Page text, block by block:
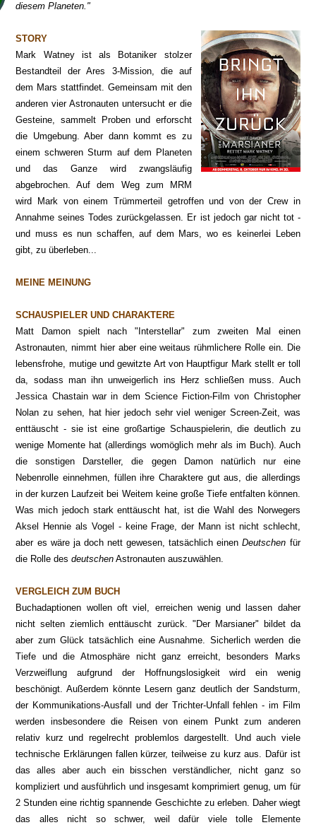
diesem Planeten."
STORY
Mark Watney ist als Botaniker stolzer
Bestandteil der Ares 3-Mission, die auf
dem Mars stattfindet. Gemeinsam mit den
anderen vier Astronauten untersucht er die
Gesteine, sammelt Proben und erforscht
die Umgebung. Aber dann kommt es zu
einem schweren Sturm auf dem Planeten
und das Ganze wird zwangsläufig
abgebrochen. Auf dem Weg zum MRM
wird Mark von einem Trümmerteil getroffen und von der Crew in
Annahme seines Todes zurückgelassen. Er ist jedoch gar nicht tot -
und muss es nun schaffen, auf dem Mars, wo es keinerlei Leben
gibt, zu überleben...
MEINE MEINUNG
SCHAUSPIELER UND CHARAKTERE
Matt Damon spielt nach "Interstellar" zum zweiten Mal einen
Astronauten, nimmt hier aber eine weitaus rühmlichere Rolle ein. Die
lebensfrohe, mutige und gewitzte Art von Hauptfigur Mark stellt er toll
da, sodass man ihn unweigerlich ins Herz schließen muss. Auch
Jessica Chastain war in dem Science Fiction-Film von Christopher
Nolan zu sehen, hat hier jedoch sehr viel weniger Screen-Zeit, was
enttäuscht - sie ist eine großartige Schauspielerin, die deutlich zu
wenige Momente hat (allerdings womöglich mehr als im Buch). Auch
die sonstigen Darsteller, die gegen Damon natürlich nur eine
Nebenrolle einnehmen, füllen ihre Charaktere gut aus, die allerdings
in der kurzen Laufzeit bei Weitem keine große Tiefe entfalten können.
Was mich jedoch stark enttäuscht hat, ist die Wahl des Norwegers
Aksel Hennie als Vogel - keine Frage, der Mann ist nicht schlecht,
aber es wäre ja doch nett gewesen, tatsächlich einenDeutschen für
die Rolle desdeutschen Astronauten auszuwählen.
VERGLEICH ZUM BUCH
Buchadaptionen wollen oft viel, erreichen wenig und lassen daher
nicht selten ziemlich enttäuscht zurück. "Der Marsianer" bildet da
aber zum Glück tatsächlich eine Ausnahme. Sicherlich werden die
Tiefe und die Atmosphäre nicht ganz erreicht, besonders Marks
Verzweiflung aufgrund der Hoffnungslosigkeit wird ein wenig
beschönigt. Außerdem könnte Lesern ganz deutlich der Sandsturm,
der Kommunikations-Ausfall und der Trichter-Unfall fehlen - im Film
werden insbesondere die Reisen von einem Punkt zum anderen
relativ kurz und regelrecht problemlos dargestellt. Und auch viele
technische Erklärungen fallen kürzer, teilweise zu kurz aus. Dafür ist
das alles aber auch ein bisschen verständlicher, nicht ganz so
kompliziert und ausführlich und insgesamt komprimiert genug, um für
2 Stunden eine richtig spannende Geschichte zu erleben. Daher wiegt
das alles nicht so schwer, weil dafür viele tolle Elemente